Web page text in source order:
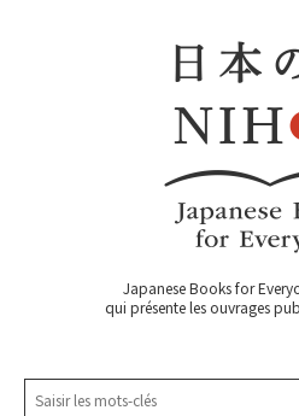
Japanese Books for
qui présente les ouvrages